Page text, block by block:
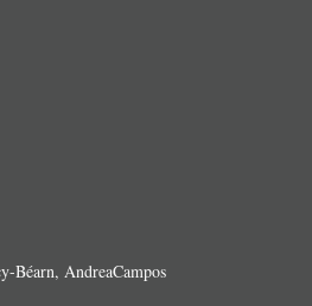
Béarn, AndreaCampos